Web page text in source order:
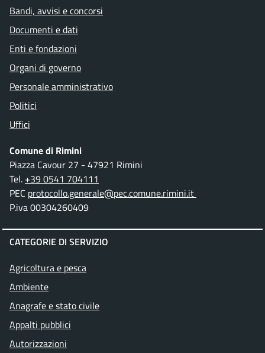
Bandi, avvisi e concorsi
Documenti e dati
Enti e fondazioni
Organi di governo
Personale amministrativo
Politici
Uffici
Comune di Rimini
Piazza Cavour 27 - 47921 Rimini
Tel. +39 0541 704111
PEC protocollo.generale@pec.comune.rimini.it
P.iva 00304260409
CATEGORIE DI SERVIZIO
Agricoltura e pesca
Ambiente
Anagrafe e stato civile
Appalti pubblici
Autorizzazioni